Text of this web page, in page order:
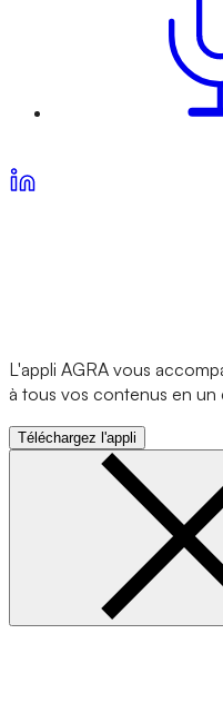
L'appli AGRA vous
à tous vos contenus en un
Téléchargez l'appli